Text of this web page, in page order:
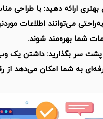
دهید: با طراحی مناسب و
اطلاعات موردنیاز خود را
شوند.
داشتن یک وب‌سایت
امکان می‌دهد از رقبا متمایز